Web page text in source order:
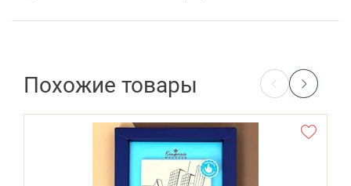
Похожие товары